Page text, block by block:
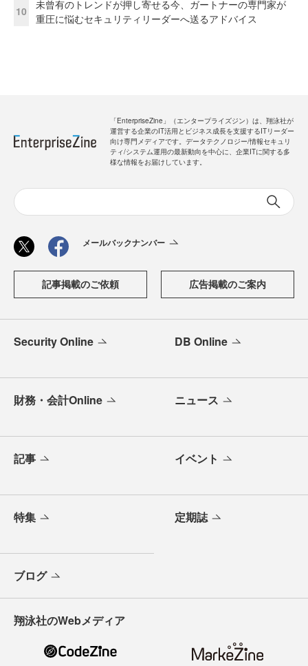
10
未曾有のトレンドが押し寄せる今、ガートナーの専門家が
重圧に悩むセキュリティリーダーへ送るアドバイス
「EnterpriseZine」（エンタープライズジン）は、翔泳社が
運営する企業のIT活用とビジネス成長を支援するITリーダー
向け専門メディアです。データテクノロジー/情報セキュリ
ティ/システム運用の最新動向を中心に、企業ITに関する多
様な情報をお届けしています。
メールバックナンバー
記事掲載のご依頼 広告掲載のご案内
Security Online DB Online
財務・会計Online ニュース
記事 イベント
特集 定期誌
ブログ
翔泳社のWebメディア